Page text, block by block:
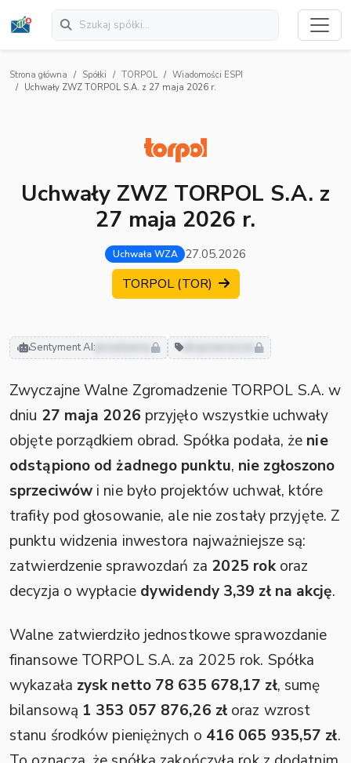
Strona główna Spółki TORPOL
Wiadomości ESPI
Uchwały ZWZ TORPOL S.A. z 27 maja 2026 r.
Uchwały ZWZ TORPOL S.A. z
27 maja 2026 r.
Uchwała WZA 27.05.2026
TORPOL (TOR)
Sentyment AI: pozytywny akcjonariusze
Zwyczajne Walne Zgromadzenie TORPOL S.A. w
dniu 27 maja 2026 przyjęło wszystkie uchwały
objęte porządkiem obrad. Spółka podała, że nie
odstąpiono od żadnego punktu, nie zgłoszono
sprzeciwów i nie było projektów uchwał, które
trafiły pod głosowanie, ale nie zostały przyjęte. Z
punktu widzenia inwestora najważniejsze są:
zatwierdzenie sprawozdań za 2025 rokoraz
decyzja o wypłacie dywidendy 3,39 zł na akcję.
Walne zatwierdziło jednostkowe sprawozdanie
finansowe TORPOL S.A. za 2025 rok. Spółka
wykazała zysk netto 78 635 678,17 zł, sumę
bilansową 1 353 057 876,26 złoraz wzrost
stanu środków pieniężnych o 416 065 935,57 zł.